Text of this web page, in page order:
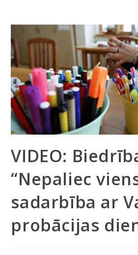
VIDEO:
“Nepaliec
sadarbība ar
probācijas